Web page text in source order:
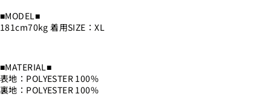
■MODEL■
181cm70kg 着用SIZE：XL
■MATERIAL■
表地：POLYESTER 100%
裏地：POLYESTER 100%